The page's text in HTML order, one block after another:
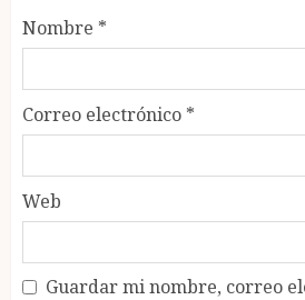
Nombre *
Correo electrónico *
Web
Guardar mi nombre, correo